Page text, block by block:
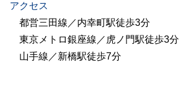
アクセス
都営三田線／内幸町駅徒歩3分
東京メトロ銀座線／虎ノ門駅徒歩3分
山手線／新橋駅徒歩7分